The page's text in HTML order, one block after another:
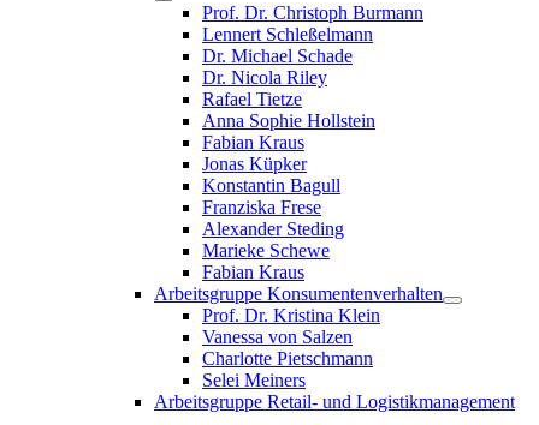
Prof. Dr. Christoph Burmann
Lennert Schleßelmann
Dr. Michael Schade
Dr. Nicola Riley
Rafael Tietze
Anna Sophie Hollstein
Fabian Kraus
Jonas Küpker
Konstantin Bagull
Franziska Frese
Alexander Steding
Marieke Schewe
Fabian Kraus
Arbeitsgruppe Konsumentenverhalten
Prof. Dr. Kristina Klein
Vanessa von Salzen
Charlotte Pietschmann
Selei Meiners
Arbeitsgruppe Retail- und Logistikmanagement